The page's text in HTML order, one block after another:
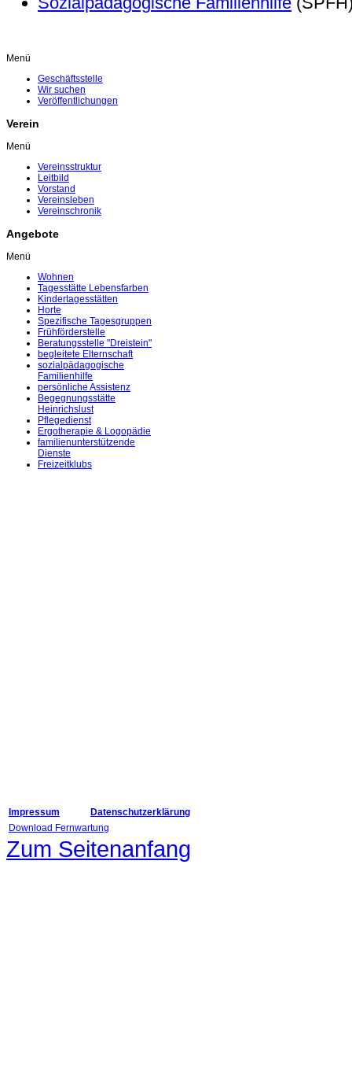
Menü
Geschäftsstelle
Wir suchen
Veröffentlichungen
Verein
Menü
Vereinsstruktur
Leitbild
Vorstand
Vereinsleben
Vereinschronik
Angebote
Menü
Wohnen
Tagesstätte Lebensfarben
Kindertagesstätten
Horte
Spezifische Tagesgruppen
Frühförderstelle
Beratungsstelle "Dreistein"
begleitete Elternschaft
sozialpädagogische
Familienhilfe
persönliche Assistenz
Begegnungsstätte
Heinrichslust
Pflegedienst
Ergotherapie & Logopädie
familienunterstützende
Dienste
Freizeitklubs
Impressum
Datenschutzerklärung
Download Fernwartung
Zum Seitenanfang